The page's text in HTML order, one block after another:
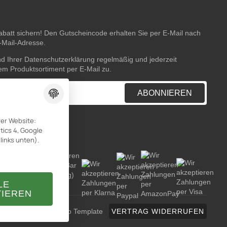
sichern! Den Gutscheincode erhalten Sie per E-Mail nach
Adresse.
Ihrer Datenschutzerklärung regelmäßig und jederzeit
Produktsortiment per E-Mail zu.
ABONNIEREN
TECHNIK JTL-Shop Template VERTRAG WIDERRUFEN
Website:
4, Google
unten).